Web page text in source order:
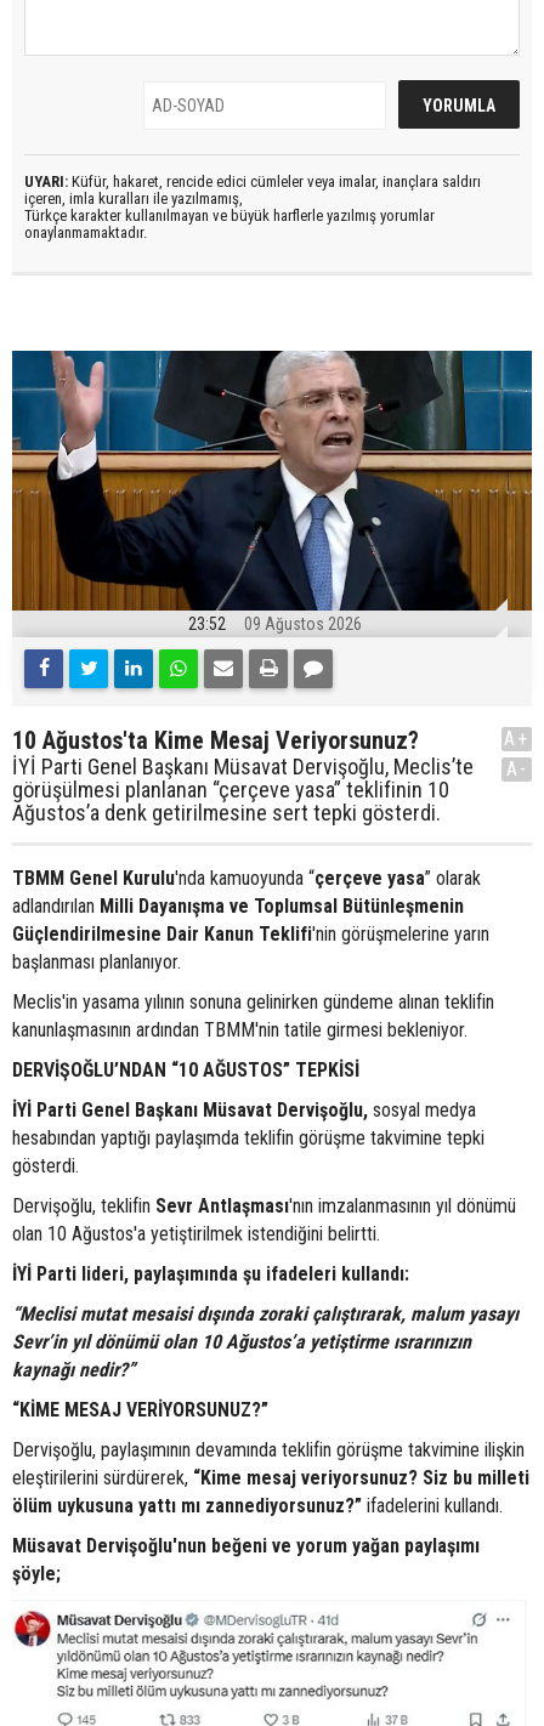
UYARI: Küfür, hakaret, rencide edici cümleler veya imalar, inançlara saldırı
içeren, imla kuralları ile yazılmamış,
Türkçe karakter kullanılmayan ve büyük harflerle yazılmış yorumlar
onaylanmamaktadır.
23:52 09 Ağustos 2026
10 Ağustos'ta Kime Mesaj Veriyorsunuz?
İYİ Parti Genel Başkanı Müsavat Dervişoğlu, Meclis’te
görüşülmesi planlanan “çerçeve yasa” teklifinin 10
Ağustos’a denk getirilmesine sert tepki gösterdi.
A+
A-
TBMM Genel Kurulu'nda kamuoyunda “çerçeve yasa” olarak
adlandırılan Milli Dayanışma ve Toplumsal Bütünleşmenin
Güçlendirilmesine Dair Kanun Teklifi'nin görüşmelerine yarın
başlanması planlanıyor.
Meclis'in yasama yılının sonuna gelinirken gündeme alınan teklifin
kanunlaşmasının ardından TBMM'nin tatile girmesi bekleniyor.
DERVİŞOĞLU’NDAN “10 AĞUSTOS” TEPKİSİ
İYİ Parti Genel Başkanı Müsavat Dervişoğlu, sosyal medya
hesabından yaptığı paylaşımda teklifin görüşme takvimine tepki
gösterdi.
Dervişoğlu, teklifin Sevr Antlaşması'nın imzalanmasının yıl dönümü
olan 10 Ağustos'a yetiştirilmek istendiğini belirtti.
İYİ Parti lideri, paylaşımında şu ifadeleri kullandı:
“Meclisi mutat mesaisi dışında zoraki çalıştırarak, malum yasayı
Sevr’in yıl dönümü olan 10 Ağustos’a yetiştirme ısrarınızın
kaynağı nedir?”
“KİME MESAJ VERİYORSUNUZ?”
Dervişoğlu, paylaşımının devamında teklifin görüşme takvimine ilişkin
eleştirilerini sürdürerek, “Kime mesaj veriyorsunuz? Siz bu milleti
ölüm uykusuna yattı mı zannediyorsunuz?” ifadelerini kullandı.
Müsavat Dervişoğlu'nun beğeni ve yorum yağan paylaşımı
şöyle;